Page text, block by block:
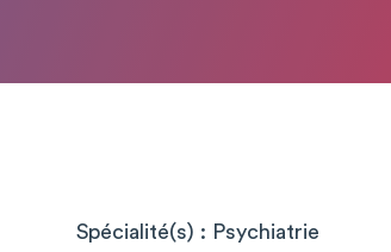
Spécialité(s) : Psychiatrie